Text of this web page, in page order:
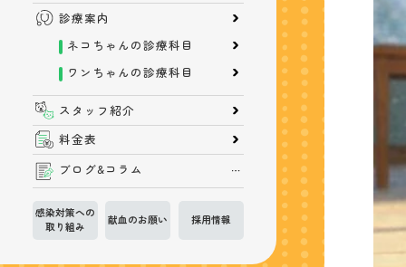
診療案内
ネコちゃんの診療科目
ワンちゃんの診療科目
スタッフ紹介
料金表
ブログ&コラム
感染対策への
取り組み
献血のお願い 採用情報